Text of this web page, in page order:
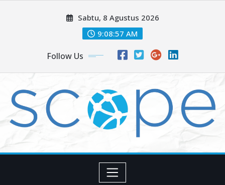
Sabtu, 8 Agustus 2026
9:08:57 AM
Follow Us